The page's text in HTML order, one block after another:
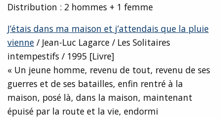
Distribution : 2 hommes + 1 femme
J’étais dans ma maison et j’attendais que la pluie
vienne / Jean-Luc Lagarce / Les Solitaires
intempestifs / 1995 [Livre]
« Un jeune homme, revenu de tout, revenu de ses
guerres et de ses batailles, enfin rentré à la
maison, posé là, dans la maison, maintenant
épuisé par la route et la vie, endormi